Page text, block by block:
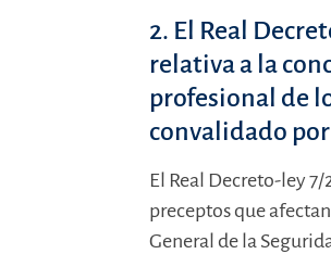
2. El Real
relativa a la
profesional de
convalidado
El Real Decreto-ley
preceptos que
General de la